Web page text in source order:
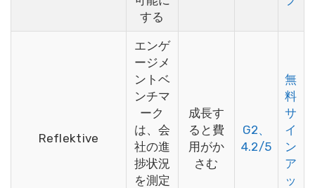
する
Reflektive
エンゲ
ージメ
ントベ
ンチマ
ーク
は、会
社の進
捗状況
を測定
成長す
ると費
用がか
さむ
G2、
4.2/5
無
料
サ
イ
ン
ア
ッ